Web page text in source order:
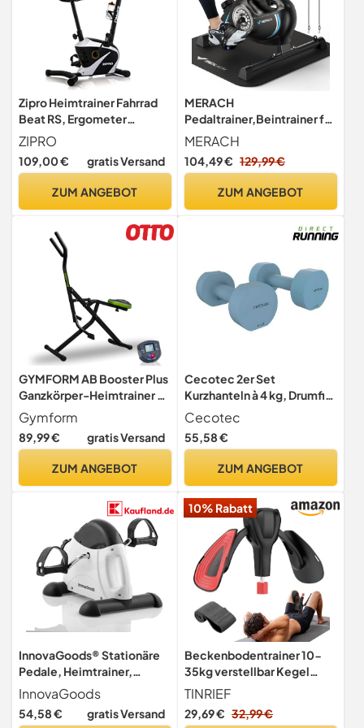
Zipro Heimtrainer Fahrrad
Beat RS, Ergometer
Fitnessbikes,
Magnetisches
Fahrradtrainer, Ergometer
Bike, Trainingsfahrrad für
Batteriebetrieben
ZIPRO
109,00 € gratis Versand
ZUM ANGEBOT
MERACH
Pedaltrainer,Beintrainer für
Zuhause, Mini Heimtrainer
für Senioren
MERACH
104,49 € 129,99 €
ZUM ANGEBOT
GYMFORM AB Booster Plus
Ganzkörper-Heimtrainer –
Klappbares Fitnessgerät für
Bauch, Beine, Po & Rücken
– Inkl. Trainingscomputer,
Bauchmuskeltrainer &
Gymform
89,99 € gratis Versand
ZUM ANGEBOT
Cecotec 2er Set
Kurzhanteln à 4 kg, Drumfit
400 DoubleNeo, Neopren-
Beschichtung, Kompaktes
und rutschfestes Design,
Gleichgewichts- und
Cecotec
55,58 €
ZUM ANGEBOT
InnovaGoods® Stationäre
Pedale, Heimtrainer,
Statischer Pedalierer,
Beinmaschinen,
Pedaltrainer für Arm- und
InnovaGoods
54,58 € gratis Versand
10% Rabatt
Beckenbodentrainer 10-
35kg verstellbar Kegel
Oberschenkeltrainer mit
Band
TINRIEF
29,69 € 32,99 €